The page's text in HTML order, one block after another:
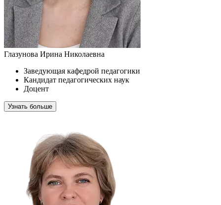
Глазунова Ирина Николаевна
Заведующая кафедрой педагогики
Кандидат педагогических наук
Доцент
Узнать больше